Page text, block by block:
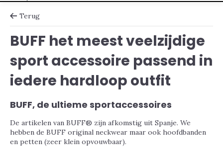
Terug
BUFF het meest veelzijdige
sport accessoire passend in
iedere hardloop outfit
BUFF, de ultieme sportaccessoires
De artikelen van BUFF® zijn afkomstig uit Spanje. We
hebben de BUFF original neckwear maar ook hoofdbanden
en petten (zeer klein opvouwbaar).